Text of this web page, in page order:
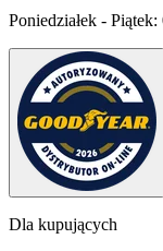
Poniedziałek - Piątek:
Dla kupujących